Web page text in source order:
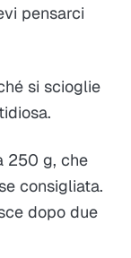
pensarci
si scioglie
250 g, che
consigliata.
dopo due